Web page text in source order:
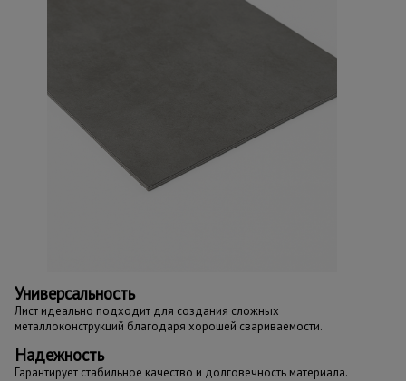
Универсальность
Лист идеально подходит для создания сложных
металлоконструкций благодаря хорошей свариваемости.
Надежность
Гарантирует стабильное качество и долговечность материала.